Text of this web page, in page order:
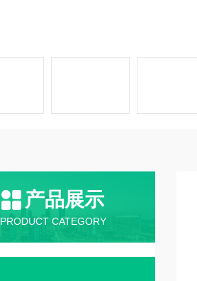
产品展示
PRODUCT CATEGORY